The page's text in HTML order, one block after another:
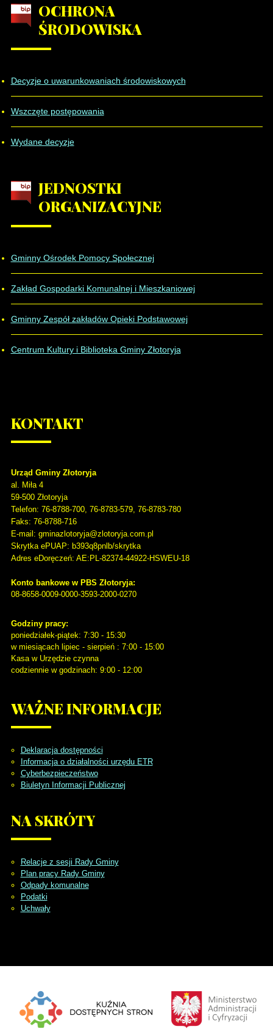
OCHRONA
ŚRODOWISKA
Decyzje o uwarunkowaniach środowiskowych
Wszczęte postępowania
Wydane decyzje
JEDNOSTKI
ORGANIZACYJNE
Gminny Ośrodek Pomocy Społecznej
Zakład Gospodarki Komunalnej i Mieszkaniowej
Gminny Zespół zakładów Opieki Podstawowej
Centrum Kultury i Biblioteka Gminy Złotoryja
KONTAKT
Urząd Gminy Złotoryja
al. Miła 4
59-500 Złotoryja
Telefon: 76-8788-700, 76-8783-579, 76-8783-780
Faks: 76-8788-716
E-mail: gminazlotoryja@zlotoryja.com.pl
Skrytka ePUAP: b393q8pnlb/skrytka
Adres eDoręczeń: AE:PL-82374-44922-HSWEU-18
Konto bankowe w PBS Złotoryja:
08-8658-0009-0000-3593-2000-0270
Godziny pracy:
poniedziałek-piątek: 7:30 - 15:30
w miesiącach lipiec - sierpień : 7:00 - 15:00
Kasa w Urzędzie czynna
codziennie w godzinach: 9:00 - 12:00
WAŻNEINFORMACJE
Deklaracja dostępności
Informacja o działalności urzędu ETR
Cyberbezpieczeństwo
Biuletyn Informacji Publicznej
NA SKRÓTY
Relacje z sesji Rady Gminy
Plan pracy Rady Gminy
Odpady komunalne
Podatki
Uchwały